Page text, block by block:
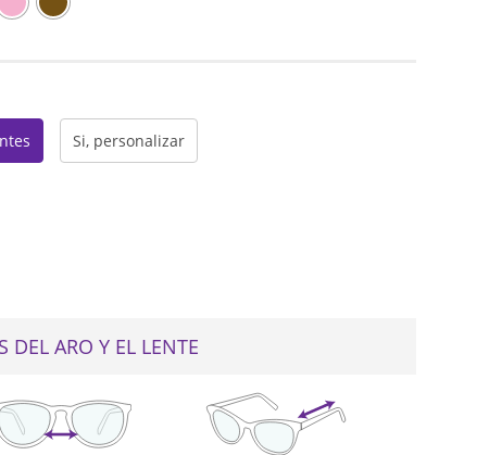
Si, personalizar
DEL ARO Y EL LENTE